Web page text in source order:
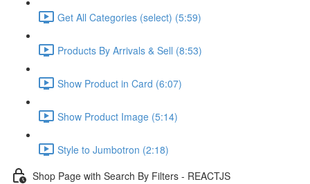
Get All Categories (select) (5:59)
Products By Arrivals & Sell (8:53)
Show Product in Card (6:07)
Show Product Image (5:14)
Style to Jumbotron (2:18)
Shop Page with Search By Filters - REACTJS